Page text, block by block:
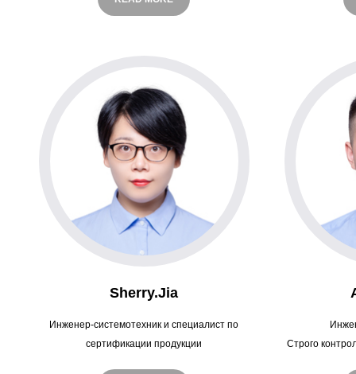
имеет глубокие достижения
контроля
Sherry.Jia
Инженер-системотехник и специалист по
сертификации продукции
Строго